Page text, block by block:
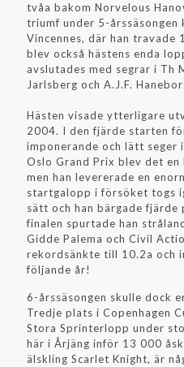
tvåa bakom Norvelous
triumf under 5-
Vincennes, där han travade
blev också hästens enda
avslutades med segrar i Th
Jarlsberg och A.J.F.
Hästen visade ytterligare
2004. I den fjärde starten
imponerande och lätt seger
Oslo Grand Prix blev det en
men han levererade en
startgalopp i försöket togs
sätt och han bärgade fjärde
finalen spurtade han
Gidde Palema och Civil
rekordsänkte till 10.2a och
följande år!
6-årssäsongen skulle dock
Tredje plats i Copenhagen
Stora Sprinterlopp under
här i Årjäng inför 13 000
älskling Scarlet Knight, är